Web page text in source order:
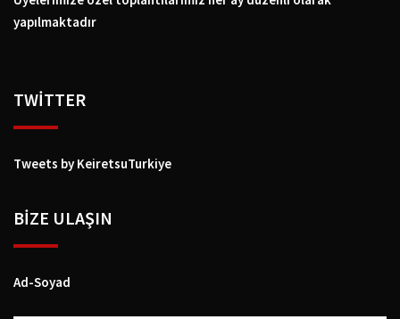
yapılmaktadır
TWİTTER
Tweets by KeiretsuTurkiye
BIZE ULAŞIN
Ad-Soyad